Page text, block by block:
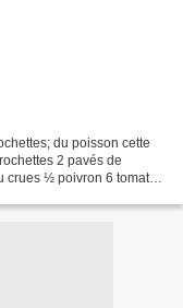
du poisson cette
2 pavés de
½ poivron 6 tomates